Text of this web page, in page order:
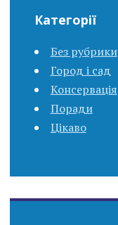
Категорії
Без рубрики
Город і сад
Консервація
Поради
Цікаво